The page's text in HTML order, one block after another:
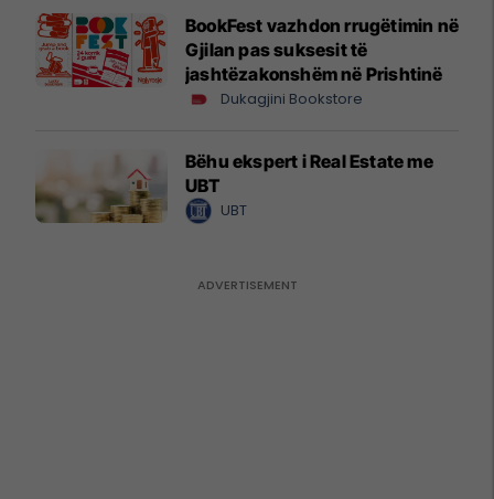
BookFest vazhdon rrugëtimin në
Gjilan pas suksesit të
jashtëzakonshëm në Prishtinë
Dukagjini Bookstore
Bëhu ekspert i Real Estate me
UBT
UBT